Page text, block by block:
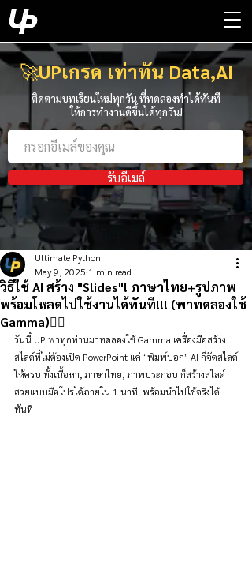
🚀UPเกรด เท่าทัน Data,AI
ติดตามบทเรียนใหม่ทุกวัน ที่ทดลองทำได้ทันที
ให้การทำงานดีขึ้นได้ทุกวัน!
รับอีเมล์
วิธีใช้ AI สร้าง "Slides"! ภาษาไทย+รูปภาพ
พร้อมโหลดไปใช้งานได้ทันที!!! (พาทดลองใช้
Gamma)👇🏻
Ultimate Python
May 9, 2025 1 min read
วันนี้ UP พาทุกท่านมาทดลองใช้ Gamma เครื่องมือสร้าง
สไลด์ที่ไม่ต้องเปิด PowerPoint แค่ “พิมพ์บอก” AI ก็จัดสไลด์
ให้ครบ ทั้งเนื้อหา, ภาษาไทย, ภาพประกอบ ก็สร้างสไลด์
สวยแบบมือโปรได้ภายใน 1 นาที! พร้อมนำไปใช้จริงได้
ทันที